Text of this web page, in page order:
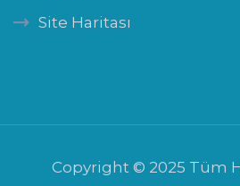
Site Haritası
Copyright © 2025 Tüm